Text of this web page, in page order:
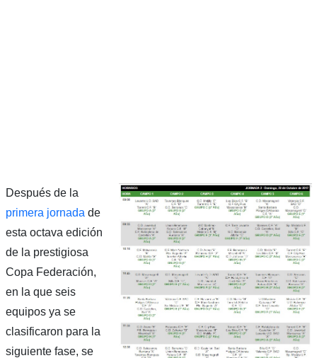
Después de la
primera jornada de
esta octava edición
de la prestigiosa
Copa Federación,
en la que seis
equipos ya se
clasificaron para la
siguiente fase, se